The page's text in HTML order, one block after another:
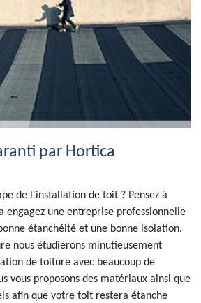
par Hortica
de l'installation de toit ? Pensez à
engagez une entreprise professionnelle
étanchéité et une bonne isolation.
nous étudierons minutieusement
de toiture avec beaucoup de
vous proposons des matériaux ainsi que
afin que votre toit restera étanche